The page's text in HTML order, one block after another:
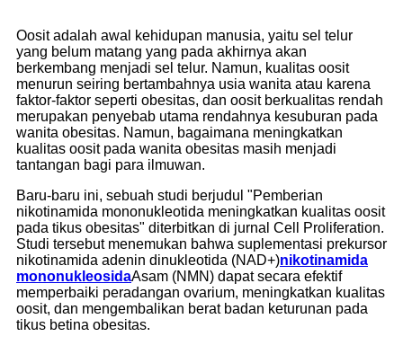
Oosit adalah awal kehidupan manusia, yaitu sel telur
yang belum matang yang pada akhirnya akan
berkembang menjadi sel telur. Namun, kualitas oosit
menurun seiring bertambahnya usia wanita atau karena
faktor-faktor seperti obesitas, dan oosit berkualitas rendah
merupakan penyebab utama rendahnya kesuburan pada
wanita obesitas. Namun, bagaimana meningkatkan
kualitas oosit pada wanita obesitas masih menjadi
tantangan bagi para ilmuwan.
Baru-baru ini, sebuah studi berjudul "Pemberian
nikotinamida mononukleotida meningkatkan kualitas oosit
pada tikus obesitas" diterbitkan di jurnal Cell Proliferation.
Studi tersebut menemukan bahwa suplementasi prekursor
nikotinamida adenin dinukleotida (NAD+)nikotinamida
mononukleosidaAsam (NMN) dapat secara efektif
memperbaiki peradangan ovarium, meningkatkan kualitas
oosit, dan mengembalikan berat badan keturunan pada
tikus betina obesitas.